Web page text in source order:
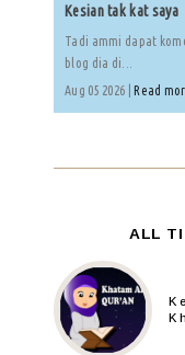
Kesian tak kat saya
Tadi ammi dapat
blog dia di...
Aug 05 2026 |Read
ALL